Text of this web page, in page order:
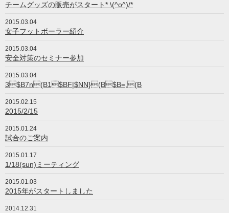
チームグッズの販売がスタート* \(^o^)/*
2015.03.04
女子フットボーラー紹介
2015.03.04
安全対策のセミナー参加
2015.03.04
3$B7n(B1$BF|$NN}(B$B=,(B
2015.02.15
2015/2/15
2015.01.24
試合のご案内
2015.01.17
1/18(sun)ミーティング
2015.01.03
2015年がスタートしました
2014.12.31